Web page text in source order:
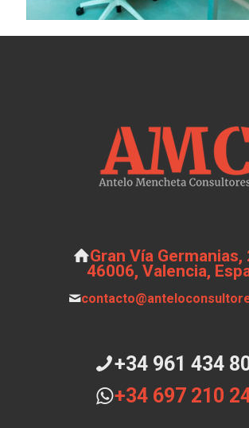
Gran Vía Germanias,
46006, Valencia,
+34 961 434
+34 697 210